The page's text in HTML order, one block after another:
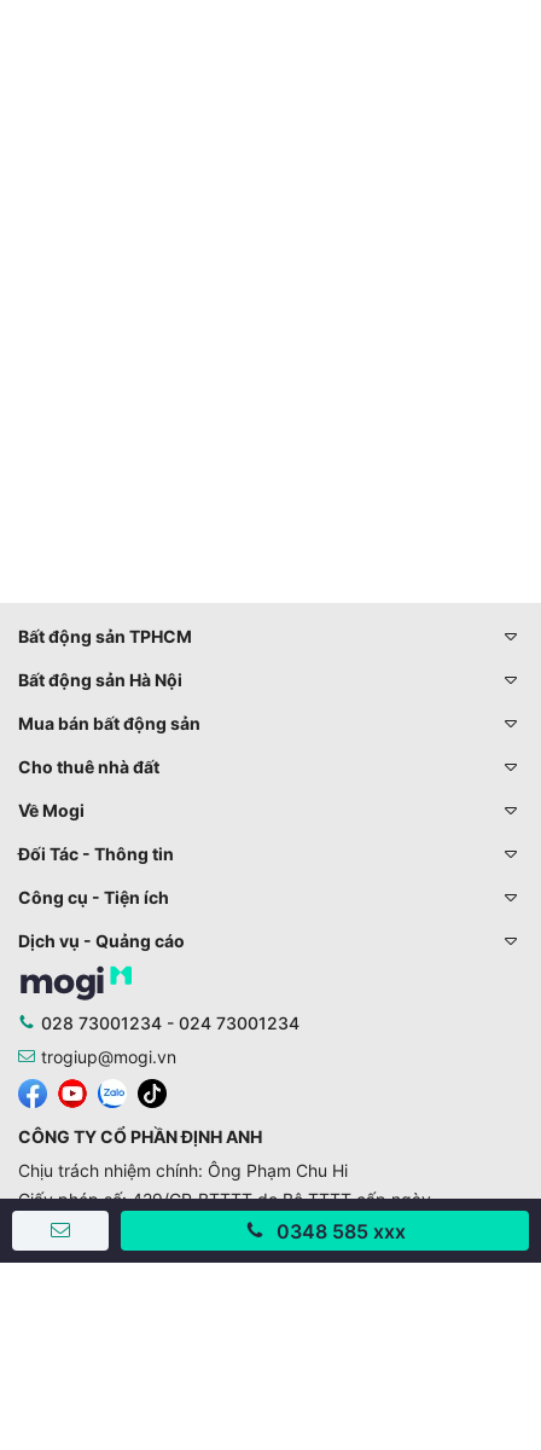
0348 585 xxx
Bất động sản TPHCM
Bất động sản Hà Nội
Mua bán bất động sản
Cho thuê nhà đất
Về Mogi
Đối Tác - Thông tin
Công cụ - Tiện ích
Dịch vụ - Quảng cáo
028 73001234 - 024 73001234
trogiup@mogi.vn
CÔNG TY CỔ PHẦN ĐỊNH ANH
Chịu trách nhiệm chính: Ông Phạm Chu Hi
Giấy phép số: 429/GP-BTTTT do Bộ TTTT cấp ngày
11/10/2019
Trụ sở chính: